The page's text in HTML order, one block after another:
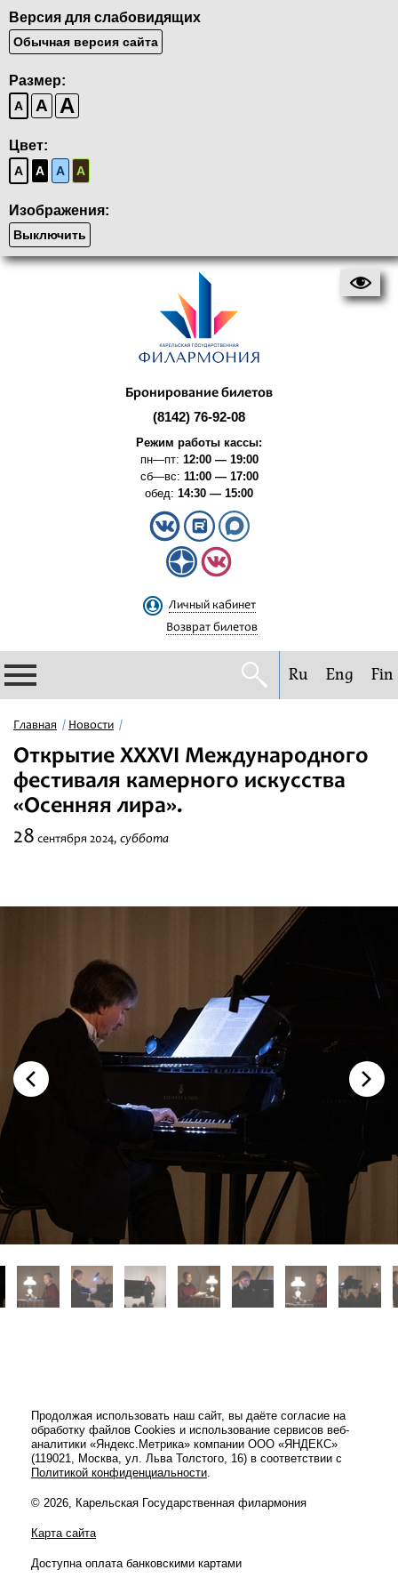
Версия для слабовидящих
Обычная версия сайта
Размер:
A A A
Цвет:
A A A A
Изображения:
Выключить
Бронирование билетов
(8142) 76-92-08
Режим работы кассы:
пн—пт: 12:00 — 19:00
сб—вс: 11:00 — 17:00
обед: 14:30 — 15:00
Личный кабинет
Возврат билетов
Филармония
Афиша
Фестивали
Контакты
Ru Eng Fin
Главная Новости
Открытие XXXVI Международного
фестиваля камерного искусства
«Осенняя лира».
28 сентября 2024, суббота
Продолжая использовать наш сайт, вы даёте согласие на
обработку файлов Cookies и использование сервисов веб-
аналитики «Яндекс.Метрика» компании ООО «ЯНДЕКС»
(119021, Москва, ул. Льва Толстого, 16) в соответствии с
Политикой конфиденциальности.
© 2026, Карельская Государственная филармония
Карта сайта
Доступна оплата банковскими картами